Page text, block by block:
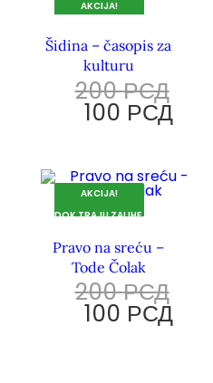
AKCIJA!
Šidina – časopis za
kulturu
200РСД
100 РСД
AKCIJA!
DOK TRAJU ZALIHE.
Pravo na sreću –
Tode Čolak
200РСД
100 РСД